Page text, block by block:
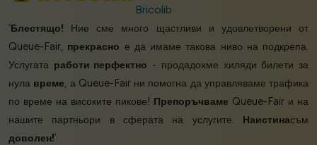
Bricolib
‘Блестящо! Ние сме много щастливи и удовлетворени от
Queue-Fair, прекрасно е да имаме такова ниво на подкрепа.
Услугата работи перфектно - продадохме хиляди билети за
нула време, а Queue-Fair ни помогна да управляваме трафика
по време на високите пикове! Препоръчваме Queue-Fair и на
нашите партньори в сферата на услугите. Наистинасъм
доволен!’